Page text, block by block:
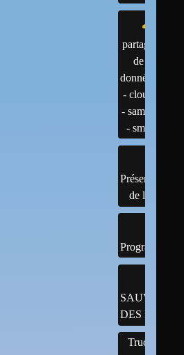
partage
de
données
- cloud
- samba
- smb
Présentation
de linux
DES
Trucs